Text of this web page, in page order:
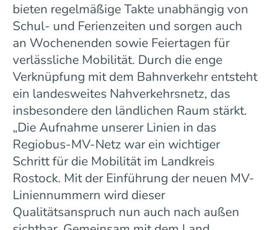
bieten regelmäßige Takte unabhängig von
Schul- und Ferienzeiten und sorgen auch
an Wochenenden sowie Feiertagen für
verlässliche Mobilität. Durch die enge
Verknüpfung mit dem Bahnverkehr entsteht
ein landesweites Nahverkehrsnetz, das
insbesondere den ländlichen Raum stärkt.
„Die Aufnahme unserer Linien in das
Regiobus-MV-Netz war ein wichtiger
Schritt für die Mobilität im Landkreis
Rostock. Mit der Einführung der neuen MV-
Liniennummern wird dieser
Qualitätsanspruch nun auch nach außen